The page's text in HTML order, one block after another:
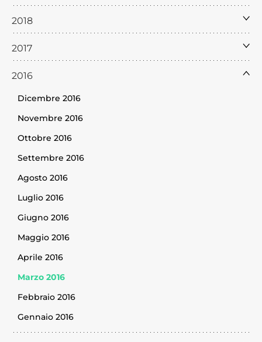
2018
2017
2016
Dicembre 2016
Novembre 2016
Ottobre 2016
Settembre 2016
Agosto 2016
Luglio 2016
Giugno 2016
Maggio 2016
Aprile 2016
Marzo 2016
Febbraio 2016
Gennaio 2016